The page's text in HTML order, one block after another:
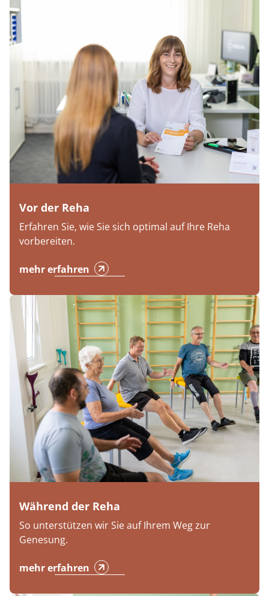
Vor der Reha
Erfahren Sie, wie Sie sich optimal auf Ihre Reha
vorbereiten.
mehr erfahren
Während der Reha
So unterstützen wir Sie auf Ihrem Weg zur
Genesung.
mehr erfahren